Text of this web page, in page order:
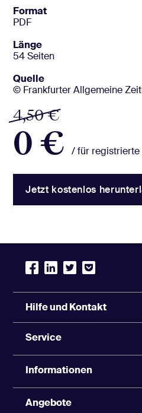
Format
PDF
Länge
54 Seiten
Quelle
© Frankfurter Allgemeine
4,50 €
0 €/ für registrierte
Jetzt kostenlos
F.A.Z.
Politik
Aktuelle Analysen,
deutschen und
Hilfe und Kontakt
Service
Informationen
Angebote